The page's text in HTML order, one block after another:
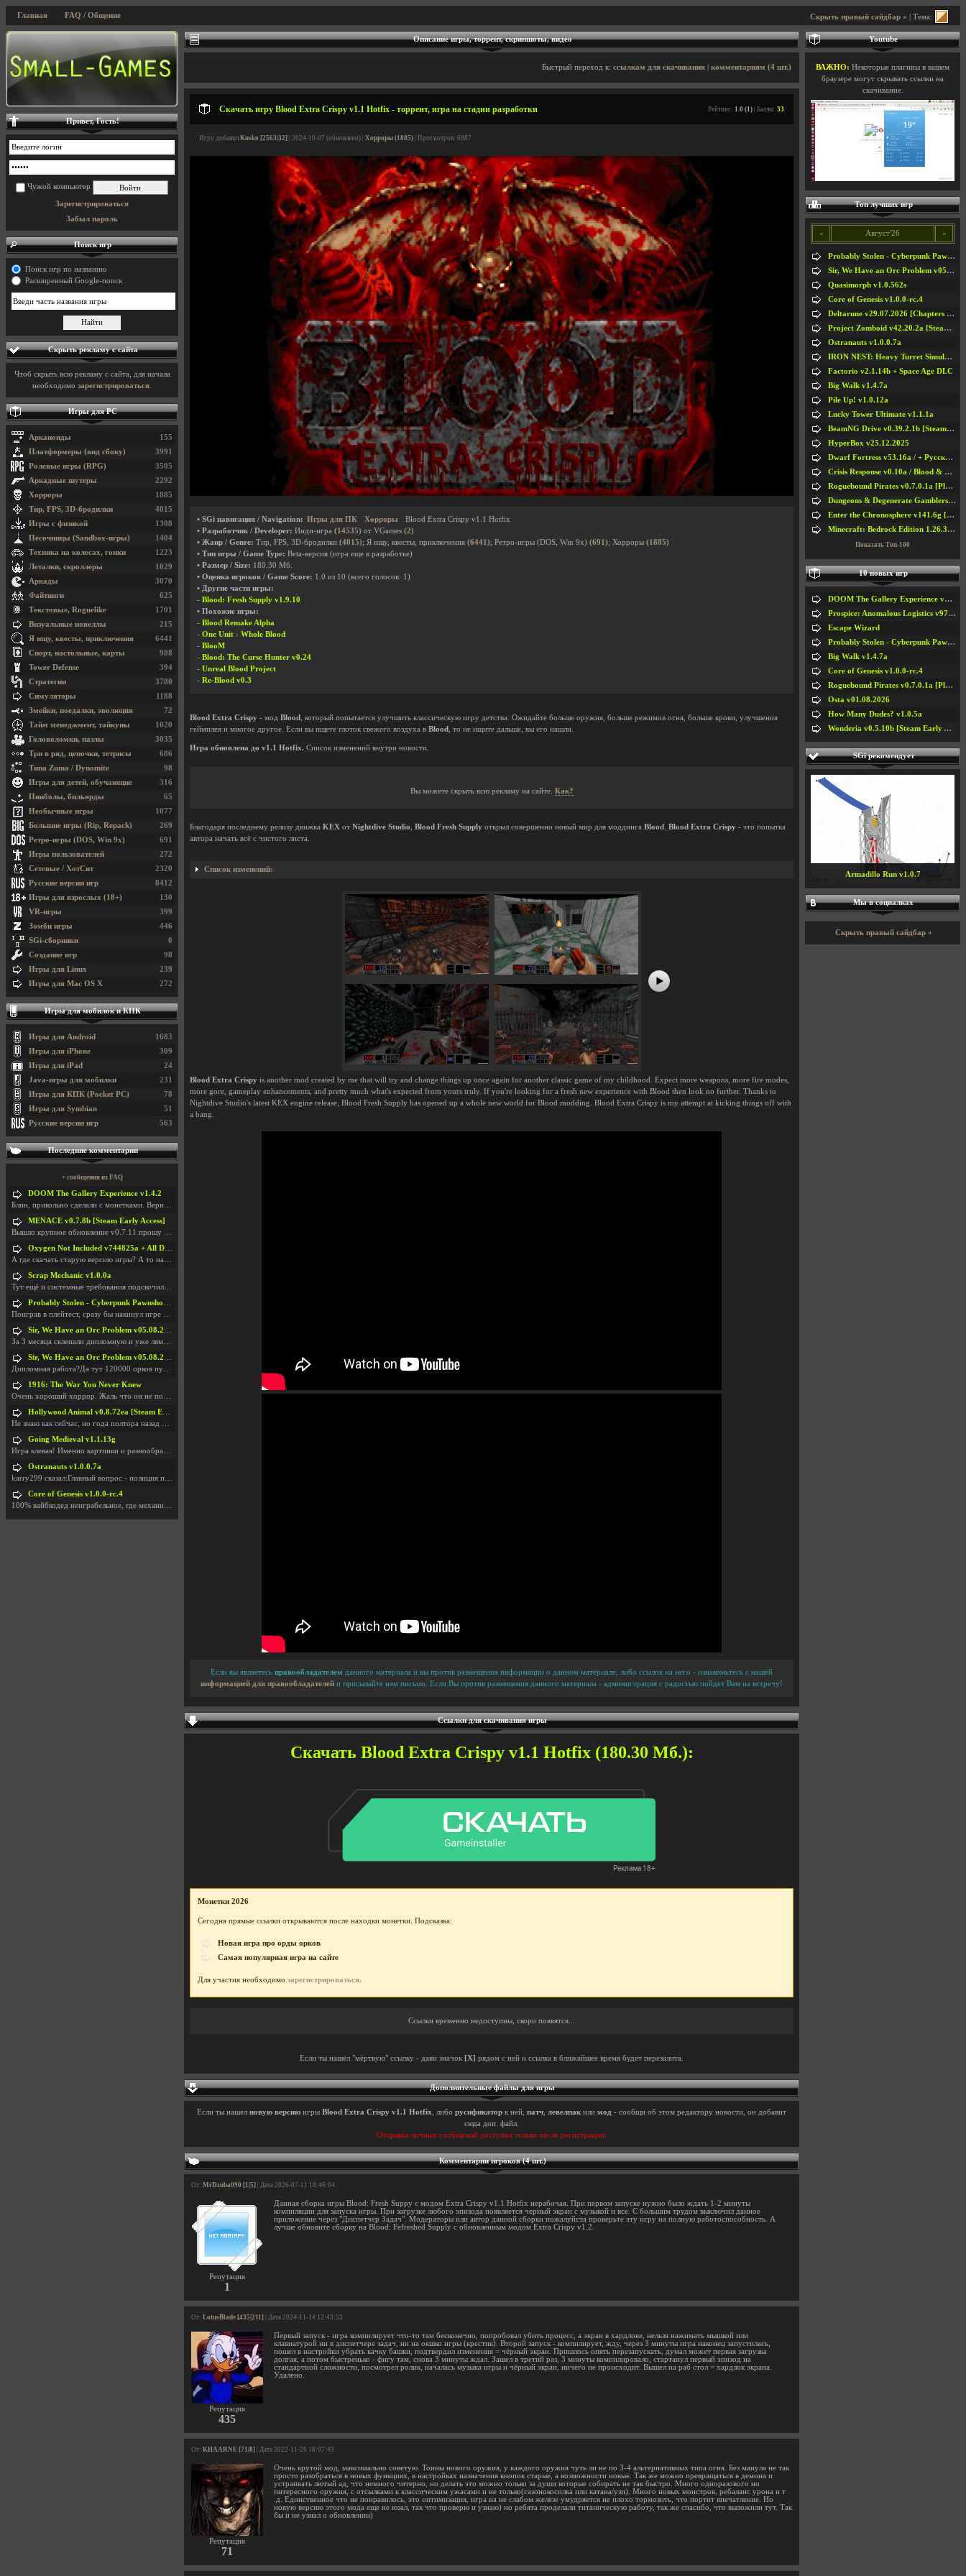
Скрыть правый сайдбар » | Тема:
Главная FAQ / Общение
Описание игры, торрент, скриншоты, видео
Быстрый переход к: ссылкам для скачивания комментариям (4 шт.)
Скачать игру Blood Extra Crispy v1.1 Hotfix - торрент, игра на стадии разработки Рейтинг: 1.0 (1) | Баллы: 33
Игру добавил Kusko [2563|32] | 2024-10-07 (обновлено) | Хорроры (1885) | Просмотров: 6887
• SGi навигация / Navigation: Игры для ПК Хорроры
Blood Extra Crispy v1.1 Hotfix
• Разработчик / Developer: Инди-игра (14535) от VGames (2)
• Жанр / Genre: Тир, FPS, 3D-бродилки (4015); Я ищу, квесты, приключения (6441); Ретро-игры (DOS, Win 9x) (691); Хорроры (1885)
• Тип игры / Game Type: Beta-версия (игра еще в разработке)
• Размер / Size: 180.30 Мб.
• Оценка игроков / Game Score: 1.0 из 10 (всего голосов: 1 )
• Другие части игры:
- Blood: Fresh Supply v1.9.10
• Похожие игры:
- Blood Remake Alpha
- One Unit - Whole Blood
- BlooM
- Blood: The Curse Hunter v0.24
- Unreal Blood Project
- Re-Blood v0.3
Blood Extra Crispy - мод Blood
, который попытается улучшить классическую игру детства. Ожидайте больше оружия, больше режимов огня, больше крови, улучшения
геймплея и многое другое. Если вы ищете глоток свежего воздуха в Blood , то не ищите дальше, вы его нашли.
Игра обновлена до v1.1 Hotfix. Список изменений внутри новости.
Вы можете скрыть всю рекламу на сайте. Как?
Благодаря последнему релизу движка KEX от Nightdive Studio Blood Fresh Supply открыл совершенно новый мир для моддинга Blood Blood Extra Crispy - это попытка
автора начать всё с чистого листа.
Список изменений:
#6
Blood Extra Crispy is another mod created by me that will try and change things up once again for another classic game of my childhood. Expect more weapons, more fire modes,
more gore, gameplay enhancements, and pretty much what's expected from yours truly. If you're looking for a fresh new experience with Blood then look no further. Thanks to
Nightdive Studio's latest KEX engine release, Blood Fresh Supply has opened up a whole new world for Blood modding. Blood Extra Crispy is my attempt at kicking things off with
a bang.
Если вы являетесь правообладателем данного материала и вы против размещения информации о данном материале, либо ссылок на него - ознакомьтесь с нашей
информацией для правообладателей и присылайте нам письмо. Если Вы против размещения данного материала - администрация с радостью пойдет Вам на встречу!
Ссылки для скачивания игры
Скачать Blood Extra Crispy v1.1 Hotfix (180.30 Мб.):
Монетки 2026
Сегодня прямые ссылки открываются после находки монетки. Подсказка:
Новая игра про орды орков
Самая популярная игра на сайте
Для участия необходимо зарегистрироваться
Ссылки временно недоступны, скоро появятся...
Если ты нашёл "мёртвую" ссылку - дави значок [X] рядом с ней и ссылка в ближайшее время будет перезалита.
Дополнительные файлы для игры
Если ты нашел новую версию игры Blood Extra Crispy v1.1 Hotfix , либо русификатор к ней, патч левелпак или мод - сообщи об этом редактору новости, он добавит
сюда доп. файл.
Отправка личных сообщений доступна только после регистрации.
Комментарии игроков (4 шт.)
От: MrDzuba090 [1|5] | Дата 2026-07-11 18:46:04
Репутация
1
Данная сборка игры Blood: Fresh Suppy с модом Extra Crispy v1.1 Hotfix нерабочая. При первом запуске нужно было ждать 1-2 минуты
компиляции для запуска игры. При загрузке любого эпизода появляется черный экран с музыкой и все. С большим трудом выключил данное
приложение через "Диспетчер Задач". Модераторы или автор данной сборки пожалуйста проверьте эту игру на полную работоспособность. А
лучше обновите сборку на Blood: Fefreshed Supply с обновленным модом Extra Crispy v1.2.
От: LotusBlade [435|211] | Дата 2024-11-14 12:43:53
Репутация
435
Первый запуск - игра компилирует что-то там бесконечно, попробовал убить процесс, а экран в хардлоке, нельзя нажимать мышкой или
клавиатурой ни в диспетчере задач, ни на окшко игры (крестик). Второй запуск - компилирует, жду, через 3 минуты игра наконец запустилась,
пошел в настройки убрать качку башки, подтвердил изменения = чёрный экран. Пришлось опять перезапускать, думал может первая загрузка
долгая, а потом быстренько - фигу там, снова 3 минуты ждал. Зашел в третий раз, 3 минуты компилировало, стартанул первый эпизод на
стандартной сложности, посмотрел ролик, началась музыка игры и чёрный экран, ничего не происходит. Вышел на раб стол = хардлок экрана.
Удалено.
От: KHAARNE [71|8] | Дата 2022-11-26 18:07:43
Репутация
71
Очень крутой мод, максимально советую. Тонны нового оружия, у каждого оружия чуть ли не по 3-4 альтернативных типа огня. Без манула не так
просто разобраться в новых функциях, в настройках назначения кнопок старые, а возможности новые. Так же можно превращаться в демона и
устраивать лютый ад, что немного читерно, но делать это можно только за души которые собирать не так быстро. Много одноразового но
интересного оружия, c отсылками к классическим ужасами и не только(газонокосилка или катана/узи). Много новых монстров, ребаланс урона и т
.д. Единственное что не понравилось, это оптимизация, игра на не слабом железе умудряется не плохо тормозить, что портит впечатление. Но
новую версию этого мода еще не юзал, так что проверю и узнаю) но ребята проделали титаническую работу, так же спасибо, что выложили тут. Так
бы и не узнал о обновлении)
Привет, Гость!
Чужой компьютер
Зарегистрироваться
Забыл пароль
Поиск игр
Поиск игр по названию
Расширенный Google-поиск
Скрыть рекламу с сайта
Чтоб скрыть всю рекламу с сайта, для начала
необходимо зарегистрироваться
Игры для PC
155
Арканоиды
3991
Платформеры (вид сбоку)
3505
Ролевые игры (RPG)
2292
Аркадные шутеры
1885
Хорроры
4015
Тир, FPS, 3D-бродилки
1308
Игры с физикой
1404
Песочницы (Sandbox-игры)
1223
Техника на колесах, гонки
1029
Леталки, скроллеры
3070
Аркады
625
Файтинги
1701
Текстовые, Roguelike
215
Визуальные новеллы
6441
Я ищу, квесты, приключения
988
Спорт, настольные, карты
394
Tower Defense
3780
Стратегии
1188
Симуляторы
72
Змейки, поедалки, эволюция
1020
Тайм менеджмент, тайкуны
3035
Головоломки, пазлы
686
Три в ряд, цепочки, тетрисы
98
Типа Zuma / Dynomite
316
Игры для детей, обучающие
65
Пинболы, бильярды
1077
Необычные игры
269
Большие игры (Rip, Repack)
691
Ретро-игры (DOS, Win 9x)
272
Игры пользователей
2320
Сетевые / ХотСит
8412
Русские версии игр
130
Игры для взрослых (18+)
399
VR-игры
446
Зомби игры
0
SGi-сборники
98
Создание игр
239
Игры для Linux
272
Игры для Mac OS X
Игры для мобилок и КПК
1683
Игры для Android
309
Игры для iPhone
24
Игры для iPad
231
Java-игры для мобилки
78
Игры для КПК (Pocket PC)
51
Игры для Symbian
563
Русские версии игр
Последние комментарии
+ сообщения из FAQ
DOOM The Gallery Experience v1.4.2
Блин, прикольно сделали с монетками. Вернулся в св
MENACE v0.7.8b [Steam Early Access]
Вышло крупное обновление v0.7.11 прошу обновить
Oxygen Not Included v744825a + All DLC
А где скачать старую версию игры? А то на новой но
Scrap Mechanic v1.0.0a
Тут ещё и системные требования подскочили. Если не
Probably Stolen - Cyberpunk Pawnshop Simulator v048c [Playtest]
Поиграв в плейтест, сразу бы накинул игре наивысши
Sir, We Have an Orc Problem v05.08.2026
За 3 месяца склепали дипломную и уже лям двести ба
Sir, We Have an Orc Problem v05.08.2026
Дипломная работа?Да тут 120000 орков путь выбирают
1916: The War You Never Knew
Очень хороший хоррор. Жаль что он не получил должн
Hollywood Animal v0.8.72ea [Steam Early Access]
Не знаю как сейчас, но года полтора назад игра был
Going Medieval v1.1.13g
Игра клевая! Именно картинки и разнообразия в стро
Ostranauts v1.0.0.7a
karry299 сказал:Главный вопрос - полиция по-прежне
Core of Genesis v1.0.0-rc.4
100% вайбкодед неиграбельное, где механики знает т
Youtube
ВАЖНО: Некоторые плагины в вашем
браузере могут скрывать ссылки на
скачивание.
Топ лучших игр
« Август'26 »
Probably Stolen - Cyberpunk Pawnshop Simulator v048c [Playtest]
Sir, We Have an Orc Problem v05.08.2026
Quasimorph v1.0.562s
Core of Genesis v1.0.0-rc.4
Deltarune v29.07.2026 [Chapters 1-5] / + RUS [Chapters 1-5]
Project Zomboid v42.20.2a [Steam Early Access]
Ostranauts v1.0.0.7a
IRON NEST: Heavy Turret Simulator v1.0a
Factorio v2.1.14b + Space Age DLC
Big Walk v1.4.7a
Pile Up! v1.0.12a
Lucky Tower Ultimate v1.1.1a
BeamNG Drive v0.39.2.1b [Steam Early Access]
HyperBox v25.12.2025
Dwarf Fortress v53.16a / + Русская Версия v50.12a
Crisis Response v0.10a / Blood & Bullet
Roguebound Pirates v0.7.0.1a [Playtest]
Dungeons & Degenerate Gamblers v2.0.2a
Enter the Chronosphere v141.6g [Steam Early Access]
Minecraft: Bedrock Edition 1.26.33.1a / + TLauncher v2.89
Показать Топ-100
10 новых игр
DOOM The Gallery Experience v1.4.2
Prospice: Anomalous Logistics v97 [Playtest]
Escape Wizard
Probably Stolen - Cyberpunk Pawnshop Simulator v048c [Playtest]
Big Walk v1.4.7a
Core of Genesis v1.0.0-rc.4
Roguebound Pirates v0.7.0.1a [Playtest]
Osta v01.08.2026
How Many Dudes? v1.0.5a
Wonderia v0.5.10b [Steam Early Access]
SGi рекомендует
Armadillo Run v1.0.7
Мы в социалках
Скрыть правый сайдбар »